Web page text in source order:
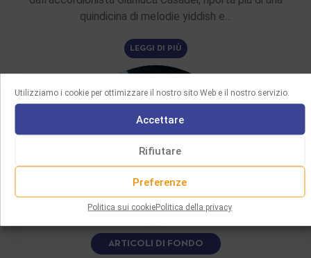
Utilizziamo i cookie per ottimizzare il nostro sito Web e il nostro servizio.
Accettare
Rifiutare
Preferenze
Politica sui cookiePolitica della privacy
quindicina di melodie yiddish e…
LEGGI DI PIÙ
ARTICOLI DI FONDO